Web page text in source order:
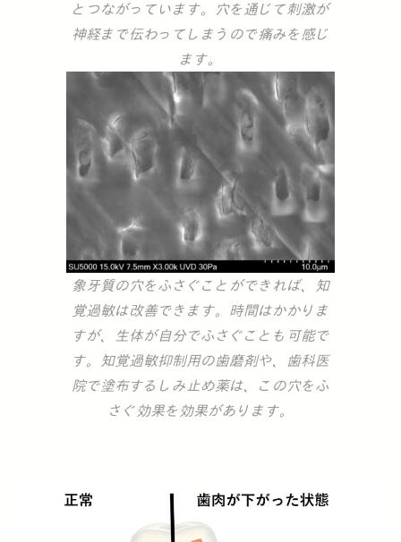
とつながっています。穴を通じて刺激が
神経まで伝わってしまうので痛みを感じ
ます。
象牙質の穴をふさぐことができれば、知
覚過敏は改善できます。時間はかかりま
すが、生体が自分でふさぐことも可能で
す。知覚過敏抑制用の歯磨剤や、歯科医
院で塗布するしみ止め薬は、この穴をふ
さぐ効果を効果があります。